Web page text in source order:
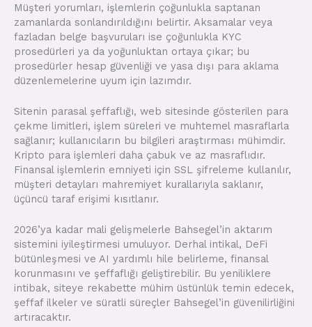
Müşteri yorumları, işlemlerin çoğunlukla saptanan
zamanlarda sonlandırıldığını belirtir. Aksamalar veya
fazladan belge başvuruları ise çoğunlukla KYC
prosedürleri ya da yoğunluktan ortaya çıkar; bu
prosedürler hesap güvenliği ve yasa dışı para aklama
düzenlemelerine uyum için lazımdır.
Sitenin parasal şeffaflığı, web sitesinde gösterilen para
çekme limitleri, işlem süreleri ve muhtemel masraflarla
sağlanır; kullanıcıların bu bilgileri araştırması mühimdir.
Kripto para işlemleri daha çabuk ve az masraflıdır.
Finansal işlemlerin emniyeti için SSL şifreleme kullanılır,
müşteri detayları mahremiyet kurallarıyla saklanır,
üçüncü taraf erişimi kısıtlanır.
2026’ya kadar mali gelişmelerle Bahsegel’in aktarım
sistemini iyileştirmesi umuluyor. Derhal intikal, DeFi
bütünleşmesi ve AI yardımlı hile belirleme, finansal
korunmasını ve şeffaflığı geliştirebilir. Bu yeniliklere
intibak, siteye rekabette mühim üstünlük temin edecek,
şeffaf ilkeler ve süratli süreçler Bahsegel’in güvenilirliğini
artıracaktır.